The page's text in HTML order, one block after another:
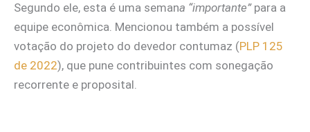
Segundo ele, esta é uma semana “importante”para a
equipe econômica. Mencionou também a possível
votação do projeto do devedor contumaz (PLP 125
de 2022), que pune contribuintes com sonegação
recorrente e proposital.